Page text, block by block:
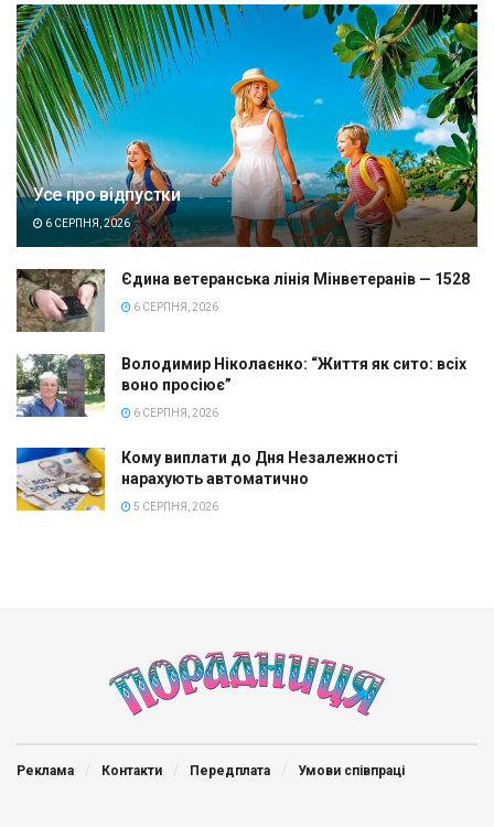
Усе про відпустки
6 СЕРПНЯ, 2026
Єдина ветеранська лінія Мінветеранів — 1528
6 СЕРПНЯ, 2026
Володимир Ніколаєнко: “Життя як сито: всіх
воно просіює”
6 СЕРПНЯ, 2026
Кому виплати до Дня Незалежності
нарахують автоматично
5 СЕРПНЯ, 2026
Реклама Контакти Передплата Умови співпраці